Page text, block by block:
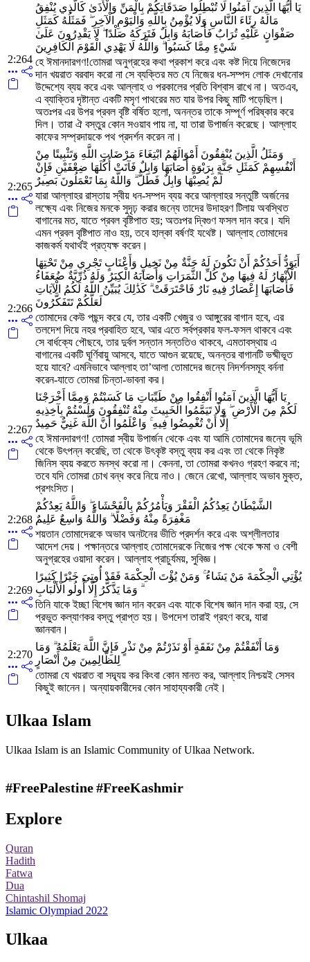
2:264
يَا أَيُّهَا الَّذِينَ آمَنُوا لَا تُبْطِلُوا صَدَقَاتِكُمْ بِالْمَنِّ وَالْأَذَىٰ كَالَّذِي يُنْفِقُ
مَالَهُ رِئَاءَ النَّاسِ وَلَا يُؤْمِنُ بِاللَّهِ وَالْيَوْمِ الْآخِرِ ۖ فَمَثَلُهُ كَمَثَلِ
صَفْوَانٍ عَلَيْهِ تُرَابٌ فَأَصَابَهُ وَابِلٌ فَتَرَكَهُ صَلْدًا ۖ لَا يَقْدِرُونَ عَلَىٰ
شَيْءٍ مِمَّا كَسَبُوا ۗ وَاللَّهُ لَا يَهْدِي الْقَوْمَ الْكَافِرِينَ
হে ঈমানদারগণ!তোমরা অনুগ্রহের কথা প্রকাশ করে এবং কষ্ট দিয়ে নিজেদের
দান খয়রাত বরবাদ করো না সে ব্যক্তির মত যে নিজের ধন-সম্পদ লোক দেখানোর
উদ্দেশ্যে ব্যয় করে এবং আল্লাহ ও পরকালের প্রতি বিশ্বাস রাখে না। অতএব,
এ ব্যাক্তির দৃষ্টান্ত একটি মসৃণ পাথরের মত যার উপর কিছু মাটি পড়েছিল।
অতঃপর এর উপর প্রবল বৃষ্টি বর্ষিত হলো, অনন্তর তাকে সম্পূর্ণ পরিষ্কার করে
দিল। তারা ঐ বস্তুর কোন সওয়াব পায় না, যা তারা উপার্জন করেছে। আল্লাহ
কাফের সম্প্রদায়কে পথ প্রদর্শন করেন না।
2:265
وَمَثَلُ الَّذِينَ يُنْفِقُونَ أَمْوَالَهُمُ ابْتِغَاءَ مَرْضَاتِ اللَّهِ وَتَثْبِيتًا مِنْ
أَنْفُسِهِمْ كَمَثَلِ جَنَّةٍ بِرَبْوَةٍ أَصَابَهَا وَابِلٌ فَآتَتْ أُكُلَهَا ضِعْفَيْنِ فَإِنْ
لَمْ يُصِبْهَا وَابِلٌ فَطَلٌّ ۗ وَاللَّهُ بِمَا تَعْمَلُونَ بَصِيرٌ
যারা আল্লাহর রাস্তায় স্বীয় ধন-সম্পদ ব্যয় করে আল্লাহর সন্তুষ্টি অর্জনের
লক্ষ্যে এবং নিজের মনকে সুদৃঢ় করার জন্যে তাদের উদাহরণ টিলায় অবস্থিত
বাগানের মত, যাতে প্রবল বৃষ্টিপাত হয়; অতঃপর দ্বিগুণ ফসল দান করে। যদি
এমন প্রবল বৃষ্টিপাত নাও হয়, তবে হাল্কা বর্ষণই যথেষ্ট। আল্লাহ তোমাদের
কাজকর্ম যথার্থই প্রত্যক্ষ করেন।
2:266
أَيَوَدُّ أَحَدُكُمْ أَنْ تَكُونَ لَهُ جَنَّةٌ مِنْ نَخِيلٍ وَأَعْنَابٍ تَجْرِي مِنْ تَحْتِهَا
الْأَنْهَارُ لَهُ فِيهَا مِنْ كُلِّ الثَّمَرَاتِ وَأَصَابَهُ الْكِبَرُ وَلَهُ ذُرِّيَّةٌ ضُعَفَاءُ
فَأَصَابَهَا إِعْصَارٌ فِيهِ نَارٌ فَاحْتَرَقَتْ ۗ كَذَٰلِكَ يُبَيِّنُ اللَّهُ لَكُمُ الْآيَاتِ
لَعَلَّكُمْ تَتَفَكَّرُونَ
তোমাদের কেউ পছন্দ করে যে, তার একটি খেজুর ও আঙ্গুরের বাগান হবে, এর
তলদেশ দিয়ে নহর প্রবাহিত হবে, আর এতে সর্বপ্রকার ফল-ফসল থাকবে এবং
সে বার্ধক্যে পৌছবে, তার দুর্বল সন্তান সন্ততিও থাকবে, এমতাবস্থায় এ
বাগানের একটি ঘূর্ণিবায়ু আসবে, যাতে আগুন রয়েছে, অনন্তর বাগানটি ভষ্মীভূত
হয়ে যাবে? এমনিভাবে আল্লাহ তা’আলা তোমাদের জন্যে নিদর্শনসমূহ বর্ননা
করেন-যাতে তোমরা চিন্তা-ভাবনা কর।
2:267
يَا أَيُّهَا الَّذِينَ آمَنُوا أَنْفِقُوا مِنْ طَيِّبَاتِ مَا كَسَبْتُمْ وَمِمَّا أَخْرَجْنَا
لَكُمْ مِنَ الْأَرْضِ ۖ وَلَا تَيَمَّمُوا الْخَبِيثَ مِنْهُ تُنْفِقُونَ وَلَسْتُمْ بِآخِذِيهِ
إِلَّا أَنْ تُغْمِضُوا فِيهِ ۚ وَاعْلَمُوا أَنَّ اللَّهَ غَنِيٌّ حَمِيدٌ
হে ঈমানদারগণ! তোমরা স্বীয় উপার্জন থেকে এবং যা আমি তোমাদের জন্যে ভূমি
থেকে উৎপন্ন করেছি, তা থেকে উৎকৃষ্ট বস্তু ব্যয় কর এবং তা থেকে নিকৃষ্ট
জিনিস ব্যয় করতে মনস্থ করো না। কেননা, তা তোমরা কখনও গ্রহণ করবে না;
তবে যদি তোমরা চোখ বন্ধ করে নিয়ে নাও। জেনে রেখো, আল্লাহ অভাব মুক্ত,
প্রশংসিত।
2:268
الشَّيْطَانُ يَعِدُكُمُ الْفَقْرَ وَيَأْمُرُكُمْ بِالْفَحْشَاءِ ۖ وَاللَّهُ يَعِدُكُمْ
مَغْفِرَةً مِنْهُ وَفَضْلًا ۗ وَاللَّهُ وَاسِعٌ عَلِيمٌ
শয়তান তোমাদেরকে অভাব অনটনের ভীতি প্রদর্শন করে এবং অশ্লীলতার
আদেশ দেয়। পক্ষান্তরে আল্লাহ তোমাদেরকে নিজের পক্ষ থেকে ক্ষমা ও বেশী
অনুগ্রহের ওয়াদা করেন। আল্লাহ প্রাচুর্যময়, সুবিজ্ঞ।
2:269
يُؤْتِي الْحِكْمَةَ مَنْ يَشَاءُ ۚ وَمَنْ يُؤْتَ الْحِكْمَةَ فَقَدْ أُوتِيَ خَيْرًا كَثِيرًا
ۗ وَمَا يَذَّكَّرُ إِلَّا أُولُو الْأَلْبَابِ
তিনি যাকে ইচ্ছা বিশেষ জ্ঞান দান করেন এবং যাকে বিশেষ জ্ঞান দান করা হয়, সে
প্রভুত কল্যাণকর বস্তু প্রাপ্ত হয়। উপদেশ তারাই গ্রহণ করে, যারা
জ্ঞানবান।
2:270
وَمَا أَنْفَقْتُمْ مِنْ نَفَقَةٍ أَوْ نَذَرْتُمْ مِنْ نَذْرٍ فَإِنَّ اللَّهَ يَعْلَمُهُ ۗ وَمَا
لِلظَّالِمِينَ مِنْ أَنْصَارٍ
তোমরা যে খয়রাত বা সদ্ব্যয় কর কিংবা কোন মানত কর, আল্লাহ নিশ্চয়ই সেসব
কিছুই জানেন। অন্যায়কারীদের কোন সাহায্যকারী নেই।
Ulkaa Islam
Ulkaa Islam is an Islamic Community of Ulkaa Network.
#FreePalestine#FreeKashmir
Explore
Quran
Hadith
Fatwa
Dua
Chintashil Shomaj
Islamic Olympiad 2022
Ulkaa